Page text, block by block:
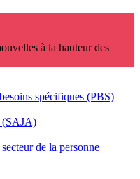
à la hauteur des
spécifiques (PBS)
(SAJA)
de la personne